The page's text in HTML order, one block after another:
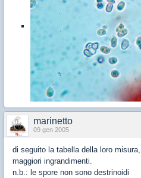
marinetto
09 gen 2005
di seguito la tabella della loro
maggiori ingrandimenti.
n.b.: le spore non sono destrinoidi